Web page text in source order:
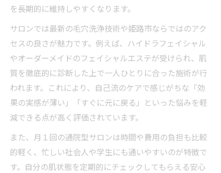
を長期的に維持しやすくなります。
サロンでは最新の毛穴洗浄技術や姫路市ならではのアク
セスの良さが魅力です。例えば、ハイドラフェイシャル
やオーダーメイドのフェイシャルエステが受けられ、肌
質を徹底的に診断した上で一人ひとりに合った施術が行
われます。これにより、自己流のケアで感じがちな「効
果の実感が薄い」「すぐに元に戻る」といった悩みを軽
減できる点が高く評価されています。
また、月１回の通院型サロンは時間や費用の負担も比較
的軽く、忙しい社会人や学生にも通いやすいのが特徴で
す。自分の肌状態を定期的にチェックしてもらえる安心